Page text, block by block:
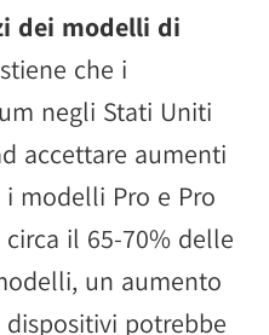
dei modelli di
che i
negli Stati Uniti
accettare aumenti
modelli Pro e Pro
il 65-70% delle
un aumento
potrebbe